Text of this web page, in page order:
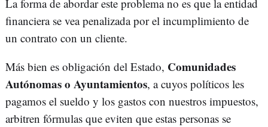
La forma de abordar este problema no es que la entidad
financiera se vea penalizada por el incumplimiento de
un contrato con un cliente.
Más bien es obligación del Estado, Comunidades
Autónomas o Ayuntamientos, a cuyos políticos les
pagamos el sueldo y los gastos con nuestros impuestos,
arbitren fórmulas que eviten que estas personas se